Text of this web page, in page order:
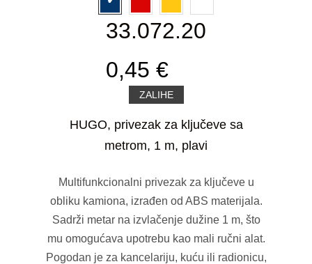
33.072.20
0,45 €
ZALIHE
HUGO, privezak za ključeve sa
metrom, 1 m, plavi
Multifunkcionalni privezak za ključeve u
obliku kamiona, izrađen od ABS materijala.
Sadrži metar na izvlačenje dužine 1 m, što
mu omogućava upotrebu kao mali ručni alat.
Pogodan je za kancelariju, kuću ili radionicu,